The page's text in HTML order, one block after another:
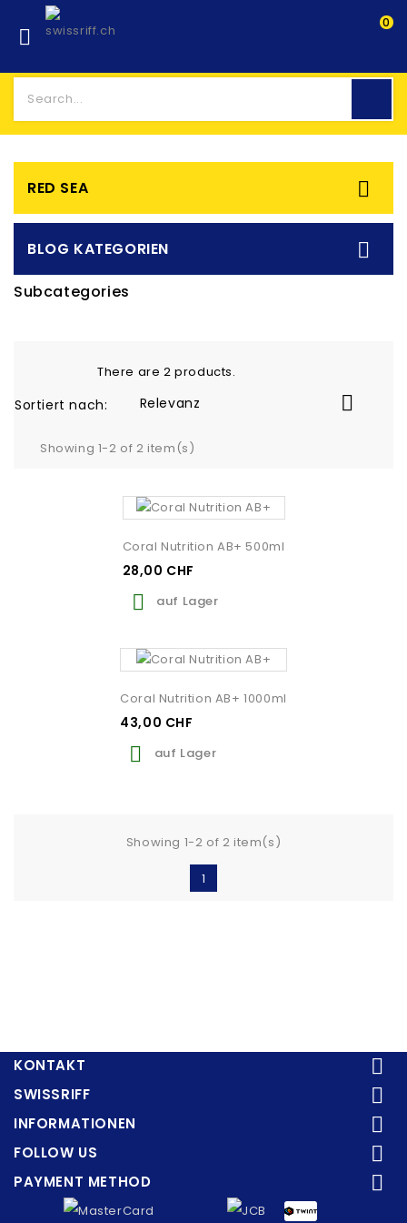

0
RED SEA 
BLOG KATEGORIEN 
Subcategories
There are 2 products.
Sortiert nach: Relevanz 
Showing 1-2 of 2 item(s)
Coral Nutrition AB+ 500ml
28,00 CHF
 auf Lager
Coral Nutrition AB+ 1000ml
43,00 CHF
 auf Lager
Showing 1-2 of 2 item(s)
1
KONTAKT 
SWISSRIFF 
INFORMATIONEN 
FOLLOW US 
PAYMENT METHOD 